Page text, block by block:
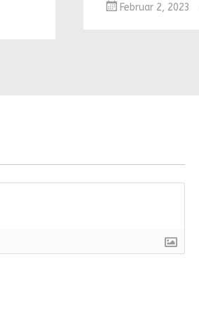
Februar 2, 2023